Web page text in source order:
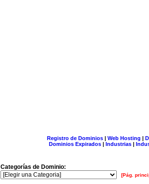
Registro de Dominios| Web Hosting |
Dominios Expirados | Industrias |
Categorías de Dominio:
[Pág.